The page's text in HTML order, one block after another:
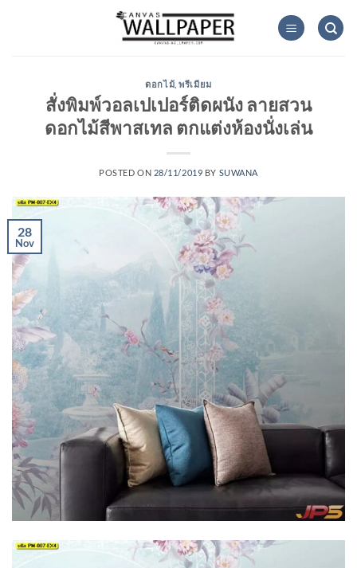
ดอกไม้ ,พรีเมียม
สั่งพิมพ์วอลเปเปอร์ติดผนัง ลายสวน
ดอกไม้สีพาสเทล ตกแต่งห้องนั่งเล่น
POSTED ON 28/11/2019 BY SUWANA
28
Nov